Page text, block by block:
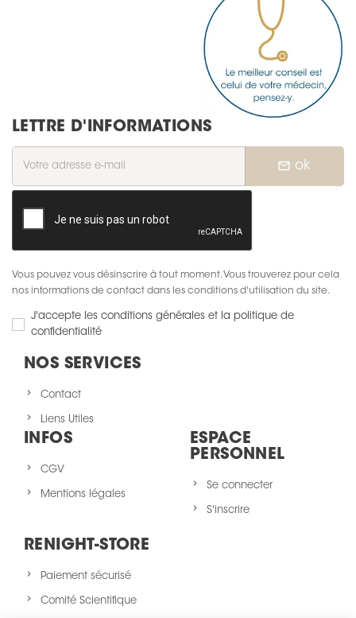
LETTRE D'INFORMATIONS
mail_outline ok
Vous pouvez vous désinscrire à tout moment. Vous trouverez pour cela
nos informations de contact dans les conditions d'utilisation du site.
J'accepte les conditions générales et la politique de
confidentialité
NOS SERVICES
Contact
Liens Utiles
INFOS
CGV
Mentions légales
ESPACE
PERSONNEL
Se connecter
S'inscrire
RENIGHT-STORE
Paiement sécurisé
Comité Scientifique